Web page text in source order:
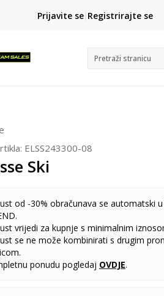
CLICK&
besplatno preuzimanje
Prijavite se Registrirajte se
Pretraži stranicu
ELSS243300-08
Ski
od -30% obračunava se automatski
vrijedi za kupnje s minimalnim
se ne može kombinirati s drugim
ponudu pogledaj OVDJE.